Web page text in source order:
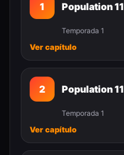
1 Population 11
Temporada 1
Ver capítulo
2 Population 11
Temporada 1
Ver capítulo